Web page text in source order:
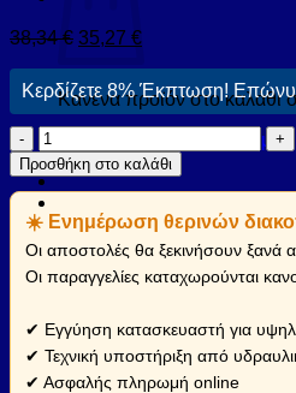
Κανένα προϊόν στο καλάθι
Επιστροφή στο κατάστημα
38,34€ 35,27 €
Κερδίζετε 8% Έκπτωση!
Κεφαλή
ντους
Τ253Β
PRAXIS
KARAG
Ø20cm
20)
Προσθήκη στο καλάθι
☀️ Ενημέρωση θερινών
Οι αποστολές θα ξεκινήσουν ξανά
Οι παραγγελίες καταχωρούνται
✔ Εγγύηση κατασκευαστή για
✔ Τεχνική υποστήριξη από
✔ Ασφαλής πληρωμή online